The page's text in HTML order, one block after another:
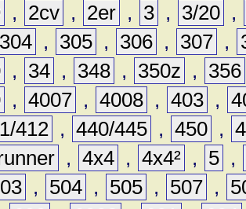
, 2cv , 2er , 3 , 3/20 ,
304 , 305 , 306 , 307 ,
, 34 , 348 , 350z ,
356
, 4007 , 4008 , 403 ,
412 , 440/445 , 450 ,
, 4x4 , 4x4² , 5 ,
, 504 , 505 , 507 ,